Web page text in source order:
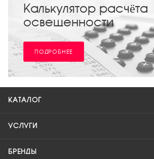
Калькулятор расчёта
освещенности
ПОДРОБНЕЕ
КАТАЛОГ
УСЛУГИ
БРЕНДЫ